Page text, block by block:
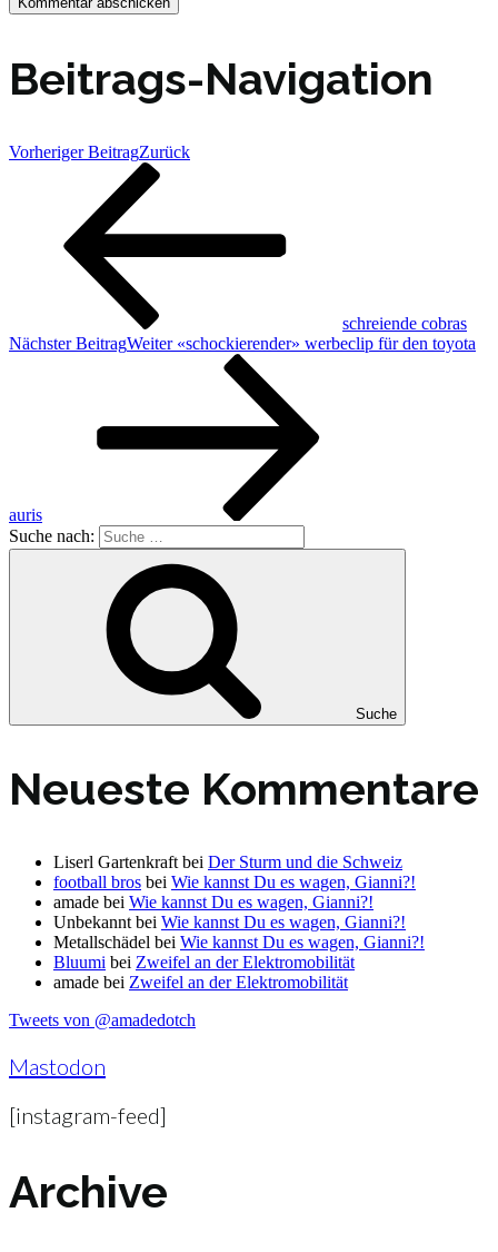
Beitrags-Navigation
Vorheriger BeitragZurück
schreiende cobras
Nächster BeitragWeiter «schockierender» werbeclip für den toyota
auris
Suche nach:
Suche
Neueste Kommentare
Liserl Gartenkraft bei Der Sturm und die Schweiz
football bros bei Wie kannst Du es wagen, Gianni?!
amade bei Wie kannst Du es wagen, Gianni?!
Unbekannt bei Wie kannst Du es wagen, Gianni?!
Metallschädel bei Wie kannst Du es wagen, Gianni?!
Bluumi bei Zweifel an der Elektromobilität
amade bei Zweifel an der Elektromobilität
Tweets von @amadedotch
Mastodon
[instagram-feed]
Archive